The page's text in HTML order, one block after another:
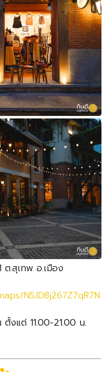
ต.สุเทพ อ.เมือง
N5JD8j267Z7qR7N
ตั้งแต่ 11.00-21.00 น.